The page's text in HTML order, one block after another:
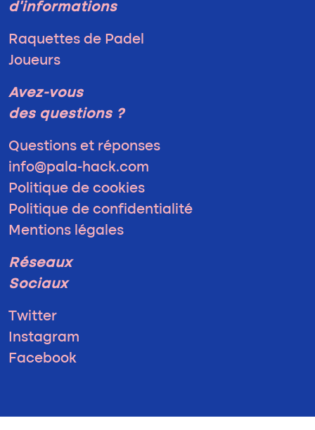
d'informations
Raquettes de Padel
Joueurs
Avez-vous
des questions ?
Questions et réponses
info@pala-hack.com
Politique de cookies
Politique de confidentialité
Mentions légales
Réseaux
Sociaux
Twitter
Instagram
Facebook